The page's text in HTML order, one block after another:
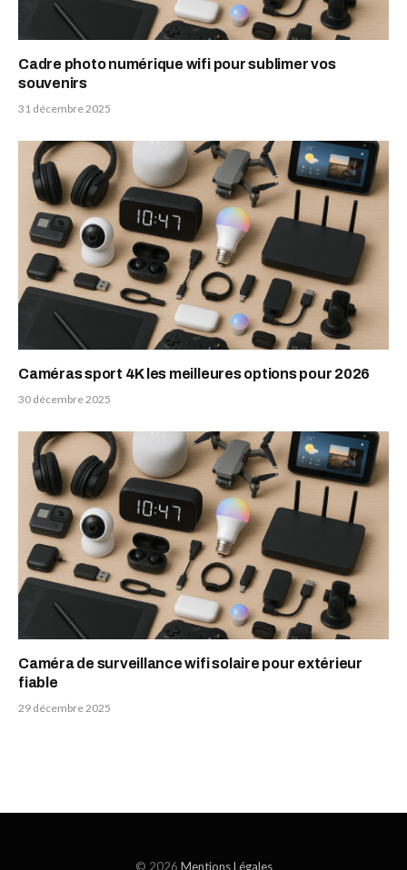
Cadre photo numérique wifi pour sublimer vos
souvenirs
31 décembre 2025
Caméras sport 4K les meilleures options pour 2026
30 décembre 2025
Caméra de surveillance wifi solaire pour extérieur
fiable
29 décembre 2025
© 2026 Mentions Légales